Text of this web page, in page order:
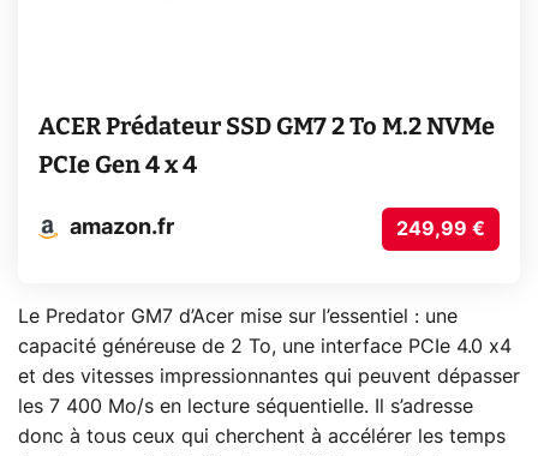
ACER Prédateur SSD GM7 2 To M.2 NVMe
PCIe Gen 4 x 4
amazon.fr 249,99 €
Le Predator GM7 d’Acer mise sur l’essentiel : une
capacité généreuse de 2 To, une interface PCIe 4.0 x4
et des vitesses impressionnantes qui peuvent dépasser
les 7 400 Mo/s en lecture séquentielle. Il s’adresse
donc à tous ceux qui cherchent à accélérer les temps